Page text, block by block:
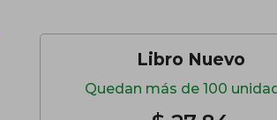
Libro Nuevo
Quedan más de 100